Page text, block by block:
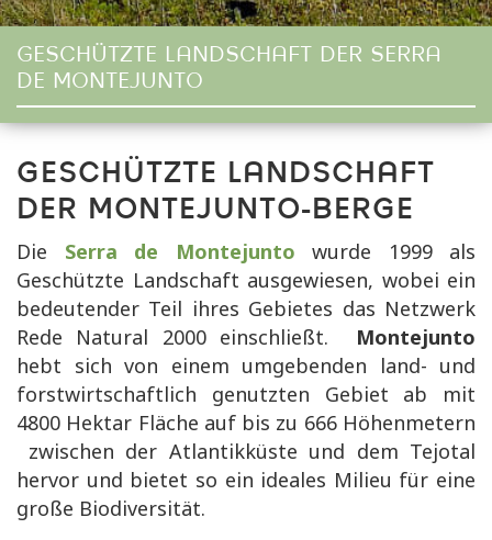
GESCHÜTZTE LANDSCHAFT DER SERRA
DE MONTEJUNTO
GESCHÜTZTE LANDSCHAFT
DER MONTEJUNTO-BERGE
Die Serra de Montejunto wurde 1999 als
Geschützte Landschaft ausgewiesen, wobei ein
bedeutender Teil ihres Gebietes das Netzwerk
Rede Natural 2000 einschließt. Montejunto
hebt sich von einem umgebenden land- und
forstwirtschaftlich genutzten Gebiet ab mit
4800 Hektar Fläche auf bis zu 666 Höhenmetern
zwischen der Atlantikküste und dem Tejotal
hervor und bietet so ein ideales Milieu für eine
große Biodiversität.